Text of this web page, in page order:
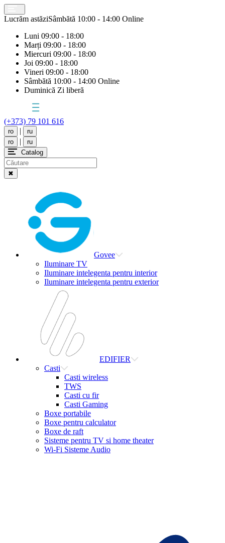
Lucrăm astăziSâmbătă 10:00 - 14:00 Online
Luni 09:00 - 18:00
Marți 09:00 - 18:00
Miercuri 09:00 - 18:00
Joi 09:00 - 18:00
Vineri 09:00 - 18:00
Sâmbătă 10:00 - 14:00 Online
Duminică Zi liberă
(+373) 79 101 616
ro |
ru
ro
|
ru
Catalog
✖
Govee
Iluminare TV
Iluminare intelegenta pentru interior
Iluminare intelegenta pentru exterior
EDIFIER
Casti
Casti wireless
TWS
Casti cu fir
Casti Gaming
Boxe portabile
Boxe pentru calculator
Boxe de raft
Sisteme pentru TV si home theater
Wi-Fi Sisteme Audio